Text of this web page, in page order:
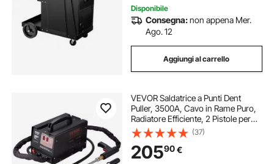
Disponibile
Consegna:non appena Mer.
Ago. 12
Aggiungi al carrello
VEVOR Saldatrice a Punti Dent
Puller, 3500A, Cavo in Rame Puro,
Radiatore Efficiente, 2 Pistole per
Saldatura, 7 Modalità Disponibili,
Saldatura a Induzione Automatica,
Aspirazione a Vuoto 180 kg
(37)
20590€